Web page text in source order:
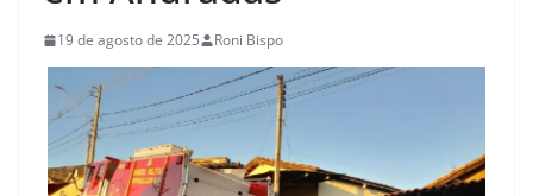
19 de agosto de 2025 Roni Bispo